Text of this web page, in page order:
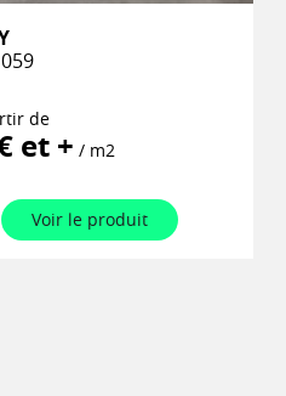
de
et + / m2
Voir le produit